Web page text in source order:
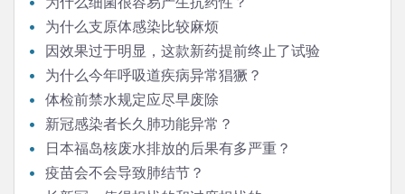
为什么支原体感染比较麻烦
因效果过于明显，这款新药提前终止了试验
为什么今年呼吸道疾病异常猖獗？
体检前禁水规定应尽早废除
新冠感染者长久肺功能异常？
日本福岛核废水排放的后果有多严重？
疫苗会不会导致肺结节？